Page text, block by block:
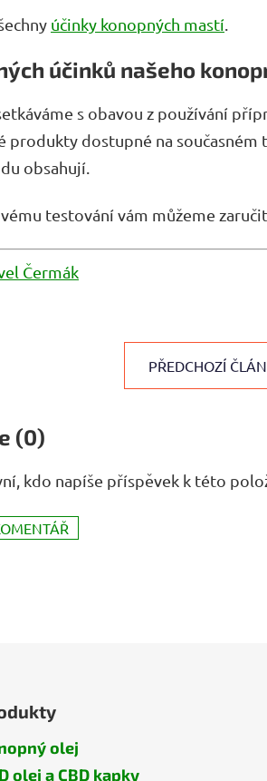
účinky konopných mastí.
účinků našeho
s obavou z používání
produkty dostupné na
obsahují.
testování vám můžeme
Čermák
PŘEDCHOZÍ
(0)
kdo napíše příspěvek k této
olej
olej a CBD kapky